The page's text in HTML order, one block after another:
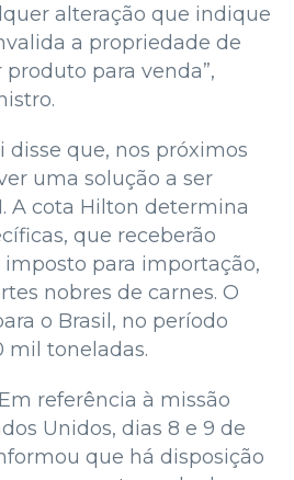
alteração que indique
a propriedade de
para venda”,
disse que, nos próximos
uma solução a ser
A cota Hilton determina
que receberão
para importação,
nobres de carnes. O
o Brasil, no período
mil toneladas.
referência à missão
Unidos, dias 8 e 9 de
que há disposição